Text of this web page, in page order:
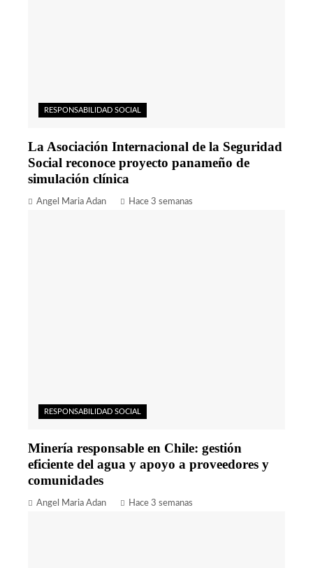
RESPONSABILIDAD SOCIAL
La Asociación Internacional de la Seguridad
Social reconoce proyecto panameño de
simulación clínica
Angel Maria Adan Hace 3 semanas
RESPONSABILIDAD SOCIAL
Minería responsable en Chile: gestión
eficiente del agua y apoyo a proveedores y
comunidades
Angel Maria Adan Hace 3 semanas